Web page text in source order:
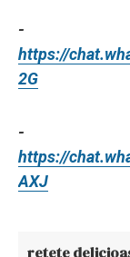
-
https://
2G
-
https://
AXJ
retete